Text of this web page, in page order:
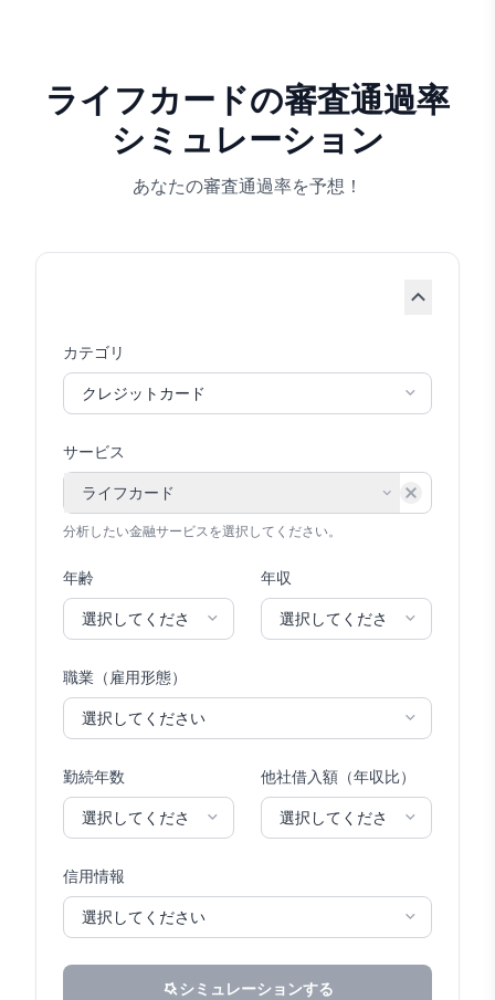
ライフカードの審査通過率
シミュレーション
あなたの審査通過率を予想！
カテゴリ
サービス
ライフカード
選択解除
分析したい金融サービスを選択してください。
年齢
職業（雇用形態）
年収
勤続年数 他社借入額（年収比）
信用情報
シミュレーションする